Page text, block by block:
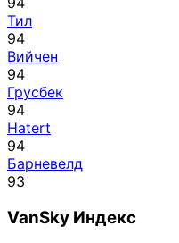
Тил
94
Вийчен
94
Грусбек
94
Hatert
94
Барневелд
93
VanSky Индекс